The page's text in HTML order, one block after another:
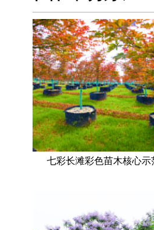
七彩长滩彩色苗木核心示